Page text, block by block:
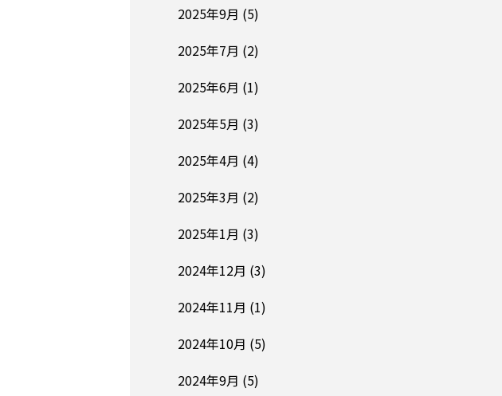
2025年9月 (5)
2025年7月 (2)
2025年6月 (1)
2025年5月 (3)
2025年4月 (4)
2025年3月 (2)
2025年1月 (3)
2024年12月 (3)
2024年11月 (1)
2024年10月 (5)
2024年9月 (5)